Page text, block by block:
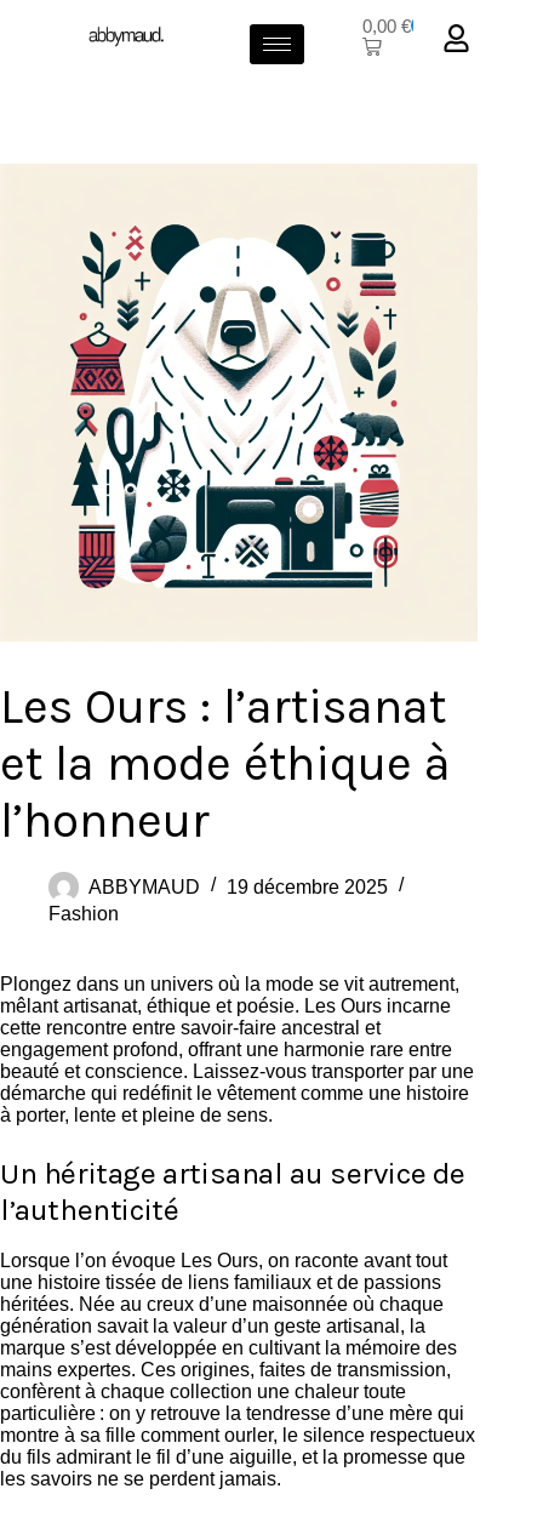
0,00€
Les Ours : l’artisanat
et la mode éthique à
l’honneur
ABBYMAUD
19 décembre 2025
Fashion
Plongez dans un univers où la mode se vit autrement,
mêlant artisanat, éthique et poésie. Les Ours incarne
cette rencontre entre savoir-faire ancestral et
engagement profond, offrant une harmonie rare entre
beauté et conscience. Laissez-vous transporter par une
démarche qui redéfinit le vêtement comme une histoire
à porter, lente et pleine de sens.
Un héritage artisanal au service de
l’authenticité
Lorsque l’on évoque Les Ours, on raconte avant tout
une histoire tissée de liens familiaux et de passions
héritées. Née au creux d’une maisonnée où chaque
génération savait la valeur d’un geste artisanal, la
marque s’est développée en cultivant la mémoire des
mains expertes. Ces origines, faites de transmission,
confèrent à chaque collection une chaleur toute
particulière : on y retrouve la tendresse d’une mère qui
montre à sa fille comment ourler, le silence respectueux
du fils admirant le fil d’une aiguille, et la promesse que
les savoirs ne se perdent jamais.